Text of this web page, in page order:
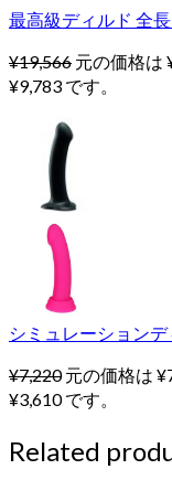
最高級ディルド 全
¥19,566 元の価格は
¥9,783 です。
シミュレーション
¥7,220 元の価格は
¥3,610 です。
Related